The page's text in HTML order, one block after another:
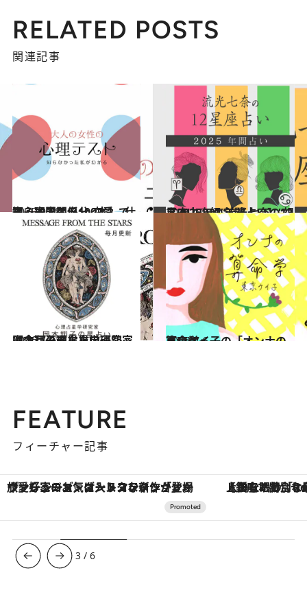
RELATED POSTS
関連記事
2025.9.28
【心理テスト100本】で知る本当の自分 恋愛、仕事、人間関係…
占い 2024.12.13
【2025年の年間占い】“視える占い師”流光七奈の12星座占い
占い
2026.7.31
【今月のあなたの運勢は？】心理占星学研究家 岡本翔子の星占い
占い 2026.7.6
東京ケイ子の「オンナの算命学」
占い
FEATURE
フィーチャー記事
【銀座で出合う最旬美容】美髪ケアや上質な眠り…セルフケアのアップデートから、特別な名入れギフトまで。大人のための「ReFa GINZA」クルーズ
3 /6